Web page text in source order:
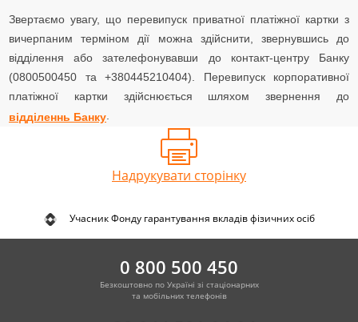
Звертаємо увагу, що перевипуск приватної платіжної картки з
вичерпаним терміном дії можна здійснити, звернувшись до
відділення або зателефонувавши до контакт-центру Банку
(0800500450 та +380445210404). Перевипуск корпоративної
платіжної картки здійснюється шляхом звернення до
відділеннь Банку
Надрукувати сторінку
Учасник Фонду гарантування вкладів фізичних осіб
0 800 500 450
Безкоштовно по Україні зі стаціонарних
та мобільних телефонів